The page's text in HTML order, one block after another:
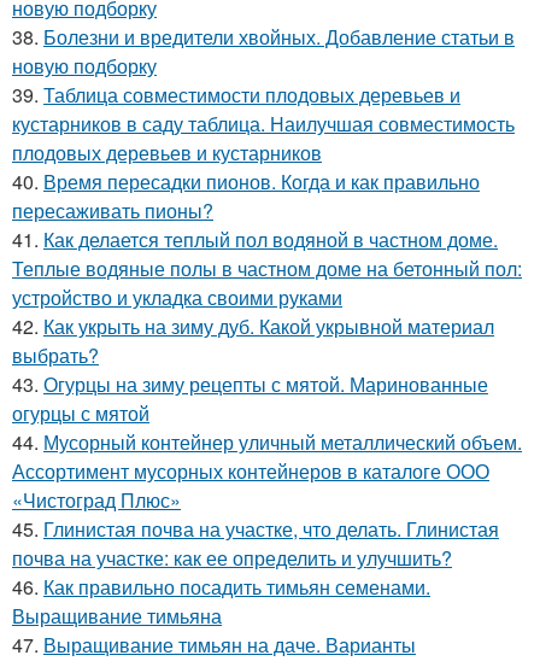
новую подборку
38. Болезни и вредители хвойных. Добавление статьи в
новую подборку
39. Таблица совместимости плодовых деревьев и
кустарников в саду таблица. Наилучшая совместимость
плодовых деревьев и кустарников
40. Время пересадки пионов. Когда и как правильно
пересаживать пионы?
41. Как делается теплый пол водяной в частном доме.
Теплые водяные полы в частном доме на бетонный пол:
устройство и укладка своими руками
42. Как укрыть на зиму дуб. Какой укрывной материал
выбрать?
43. Огурцы на зиму рецепты с мятой. Маринованные
огурцы с мятой
44. Мусорный контейнер уличный металлический объем.
Ассортимент мусорных контейнеров в каталоге ООО
«Чистоград Плюс»
45. Глинистая почва на участке, что делать. Глинистая
почва на участке: как ее определить и улучшить?
46. Как правильно посадить тимьян семенами.
Выращивание тимьяна
47. Выращивание тимьян на даче. Варианты